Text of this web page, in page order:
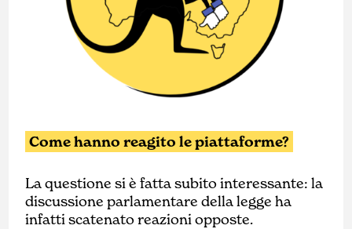
Come hanno reagito le piattaforme?
La questione si è fatta subito interessante: la
discussione parlamentare della legge ha
infatti scatenato reazioni opposte.